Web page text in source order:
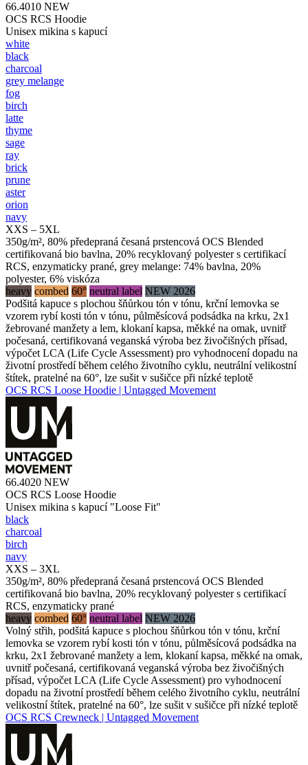
66.4010 NEW
OCS RCS Hoodie
Unisex mikina s kapucí
white
black
charcoal
grey melange
fog
birch
latte
thyme
sage
ray
brick
prune
aster
orion
navy
XXS – 5XL
350g/m², 80% předepraná česaná prstencová OCS Blended
certifikovaná bio bavlna, 20% recyklovaný polyester s certifikací
RCS, enzymaticky prané, grey melange: 74% bavlna, 20%
polyester, 6% viskóza
heavy combed 60° neutral label NEW 2026
Podšitá kapuce s plochou šňůrkou tón v tónu, krční lemovka se
vzorem rybí kosti tón v tónu, půlměsícová podsádka na krku, 2x1
žebrované manžety a lem, klokaní kapsa, měkké na omak, uvnitř
počesaná, certifikovaná veganská výroba bez živočišných přísad,
výpočet LCA (Life Cycle Assessment) pro vyhodnocení dopadu na
životní prostředí během celého životního cyklu, neutrální velikostní
štítek, pratelné na 60°, lze sušit v sušičce při nízké teplotě
OCS RCS Loose Hoodie | Untagged Movement
66.4020 NEW
OCS RCS Loose Hoodie
Unisex mikina s kapucí "Loose Fit"
black
charcoal
birch
navy
XXS – 3XL
350g/m², 80% předepraná česaná prstencová OCS Blended
certifikovaná bio bavlna, 20% recyklovaný polyester s certifikací
RCS, enzymaticky prané
heavy combed 60° neutral label NEW 2026
Volný střih, podšitá kapuce s plochou šňůrkou tón v tónu, krční
lemovka se vzorem rybí kosti tón v tónu, půlměsícová podsádka na
krku, 2x1 žebrované manžety a lem, klokaní kapsa, měkké na omak,
uvnitř počesaná, certifikovaná veganská výroba bez živočišných
přísad, výpočet LCA (Life Cycle Assessment) pro vyhodnocení
dopadu na životní prostředí během celého životního cyklu, neutrální
velikostní štítek, pratelné na 60°, lze sušit v sušičce při nízké teplotě
OCS RCS Crewneck | Untagged Movement